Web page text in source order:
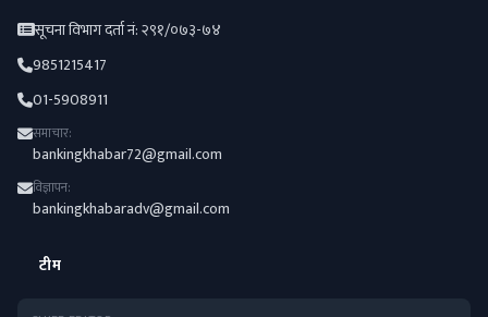
सूचना विभाग दर्ता नं: २९१/०७३-७४
9851215417
01-5908911
समाचार:
bankingkhabar72@gmail.com
विज्ञापन:
bankingkhabaradv@gmail.com
टीम